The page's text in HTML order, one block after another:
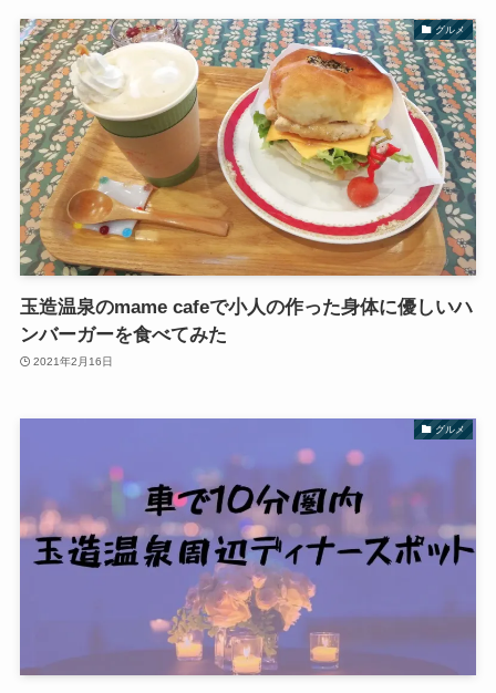
グルメ
玉造温泉のmame cafeで小人の作った身体に優しいハ
ンバーガーを食べてみた
2021年2月16日
グルメ